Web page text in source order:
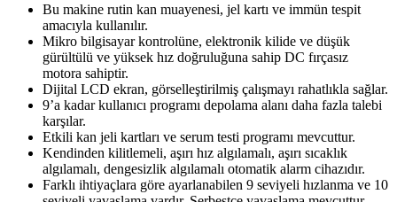
Bu makine rutin kan muayenesi, jel kartı ve immün tespit
amacıyla kullanılır.
Mikro bilgisayar kontrolüne, elektronik kilide ve düşük
gürültülü ve yüksek hız doğruluğuna sahip DC fırçasız
motora sahiptir.
Dijital LCD ekran, görselleştirilmiş çalışmayı rahatlıkla sağlar.
9’a kadar kullanıcı programı depolama alanı daha fazla talebi
karşılar.
Etkili kan jeli kartları ve serum testi programı mevcuttur.
Kendinden kilitlemeli, aşırı hız algılamalı, aşırı sıcaklık
algılamalı, dengesizlik algılamalı otomatik alarm cihazıdır.
Farklı ihtiyaçlara göre ayarlanabilen 9 seviyeli hızlanma ve 10